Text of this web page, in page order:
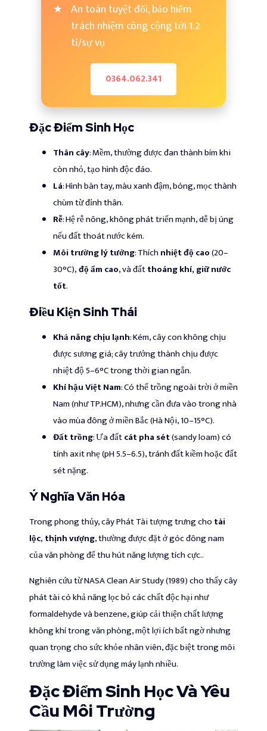
An toàn tuyệt đối, bảo hiểm
trách nhiệm công cộng tới 1.2
tỉ/sự vụ
0364.062.341
Đặc Điểm Sinh Học
Thân cây: Mềm, thường được đan thành bím khi
còn nhỏ, tạo hình độc đáo.
Lá: Hình bàn tay, màu xanh đậm, bóng, mọc thành
chùm từ đỉnh thân.
Rễ: Hệ rễ nông, không phát triển mạnh, dễ bị úng
nếu đất thoát nước kém.
Môi trường lý tưởng: Thíchnhiệt độ cao(20–
30°C),độ ẩm cao, và đấtthoáng khí, giữ nước
tốt.
Điều Kiện Sinh Thái
Khả năng chịu lạnh: Kém, cây con không chịu
được sương giá; cây trưởng thành chịu được
nhiệt độ 5–6°C trong thời gian ngắn.
Khí hậu Việt Nam: Có thể trồng ngoài trời ở miền
Nam (như TP.HCM), nhưng cần đưa vào trong nhà
vào mùa đông ở miền Bắc (Hà Nội, 10–15°C).
Đất trồng: Ưa đấtcát pha sét(sandy loam) có
tính axit nhẹ (pH 5.5–6.5), tránh đất kiềm hoặc đất
sét nặng.
Ý Nghĩa Văn Hóa
Trong phong thủy, cây Phát Tài tượng trưng cho tài
lộc, thịnh vượng, thường được đặt ở góc đông nam
của văn phòng để thu hút năng lượng tích cực..
Nghiên cứu từ NASA Clean Air Study (1989) cho thấy cây
phát tài có khả năng lọc bỏ các chất độc hại như
formaldehyde và benzene, giúp cải thiện chất lượng
không khí trong văn phòng, một lợi ích bất ngờ nhưng
quan trọng cho sức khỏe nhân viên, đặc biệt trong môi
trường làm việc sử dụng máy lạnh nhiều.
Đặc Điểm Sinh Học Và Yêu
Cầu Môi Trường